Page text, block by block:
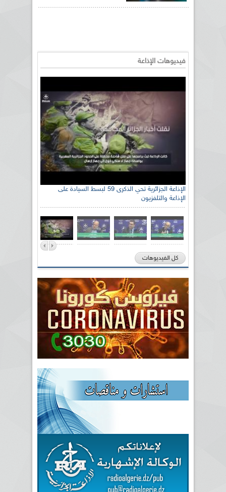
فيديوهات الإذاعة
الإذاعة الجزائرية تحي الذكرى 59 لبسط السيادة على
الإذاعة والتلفزيون
كل الفيديوهات